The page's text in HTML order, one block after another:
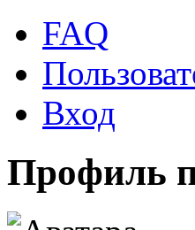
FAQ
Вход
Профиль